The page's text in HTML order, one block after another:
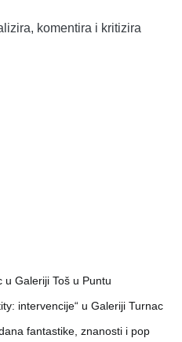
komentira i kritizira
u Galeriji Toš u Puntu
intervencije“ u Galeriji Turnac
fantastike, znanosti i pop